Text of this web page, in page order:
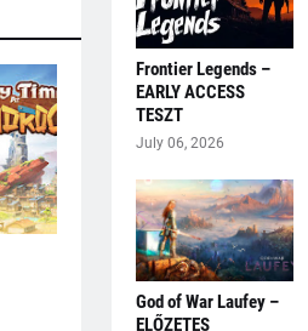
Frontier Legends –
EARLY ACCESS
TESZT
July 06, 2026
God of War Laufey –
ELŐZETES